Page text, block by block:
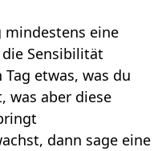
mindestens eine
Sensibilität
etwas, was du
was aber diese
dann sage eine